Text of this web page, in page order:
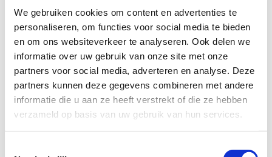
We gebruiken cookies om content en advertenties te
personaliseren, om functies voor social media te bieden
en om ons websiteverkeer te analyseren. Ook delen we
informatie over uw gebruik van onze site met onze
partners voor social media, adverteren en analyse. Deze
partners kunnen deze gegevens combineren met andere
informatie die u aan ze heeft verstrekt of die ze hebben
verzameld op basis van uw gebruik van hun services.
stadsdichter van Wageningen.
We hebben daarbij voor de duidelijkheid maar even de eerste twee
regels wat aangepast.
We realiseren ons volledig dat dit voorstel wat theatraal
of zelfs belerend klinkt maar het is onze stellige
opvatting dat u als betrokken artsen in het MUMC+ in
van uw artseneed en zo aan onze groep patiënten wel